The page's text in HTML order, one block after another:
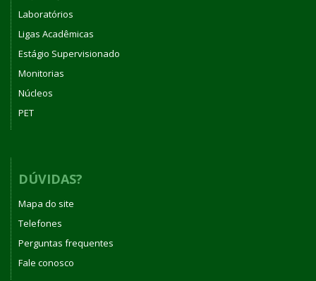
Laboratórios
Ligas Acadêmicas
Estágio Supervisionado
Monitorias
Núcleos
PET
DÚVIDAS?
Mapa do site
Telefones
Perguntas frequentes
Fale conosco